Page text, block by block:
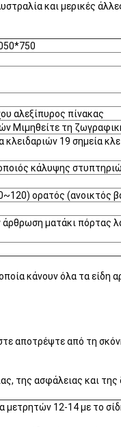
και μερικές
αλεξίπυρος πίνακας
Μιμηθείτε τη
κλειδαριών 19 σημεία
κάλυψης
ορατός (ανοικτός
ματάκι πόρτας
κάνουν όλα τα είδη
αποτρέψτε από τη
της ασφάλειας και της
μετρητών 12-14 με το